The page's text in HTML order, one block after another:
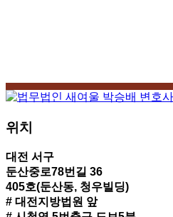
위치
대전 서구
둔산중로78번길 36
405호(둔산동, 청우빌딩)
# 대전지방법원 앞